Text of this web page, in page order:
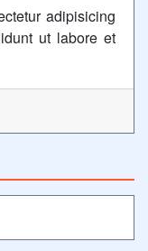
adipisicing
ut labore et